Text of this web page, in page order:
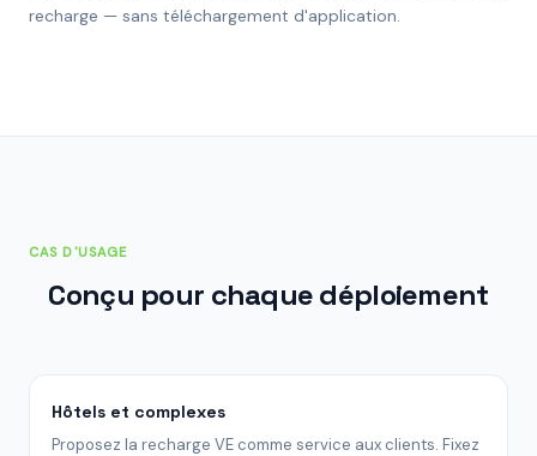
recharge — sans téléchargement d'application.
CAS D'USAGE
Conçu pour chaque déploiement
Hôtels et complexes
Proposez la recharge VE comme service aux clients. Fixez